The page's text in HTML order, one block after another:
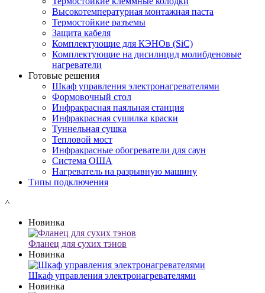
Высокотемпературная монтажная паста
Термостойкие разъемы
Защита кабеля
Комплектующие для КЭНОв (SiC)
Комплектующие на дисилицид молибденовые
нагреватели
Готовые решения
Шкаф управления электронагревателями
Формовочный стол
Инфракрасная паяльная станция
Инфракрасная сушилка краски
Туннельная сушка
Тепловой мост
Инфракрасные обогреватели для саун
Система ОША
Нагреватель на разрывную машину
Типы подключения
˄
Новинка
Фланец для сухих тэнов
Новинка
Шкаф управления электронагревателями
Новинка